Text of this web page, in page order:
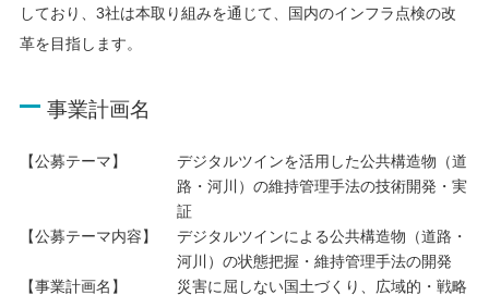
しており、3社は本取り組みを通じて、国内のインフラ点検の改
革を目指します。
事業計画名
【公募テーマ】
デジタルツインを活用した公共構造物（道
路・河川）の維持管理手法の技術開発・実
証
【公募テーマ内容】
デジタルツインによる公共構造物（道路・
河川）の状態把握・維持管理手法の開発
【事業計画名】
災害に屈しない国土づくり、広域的・戦略